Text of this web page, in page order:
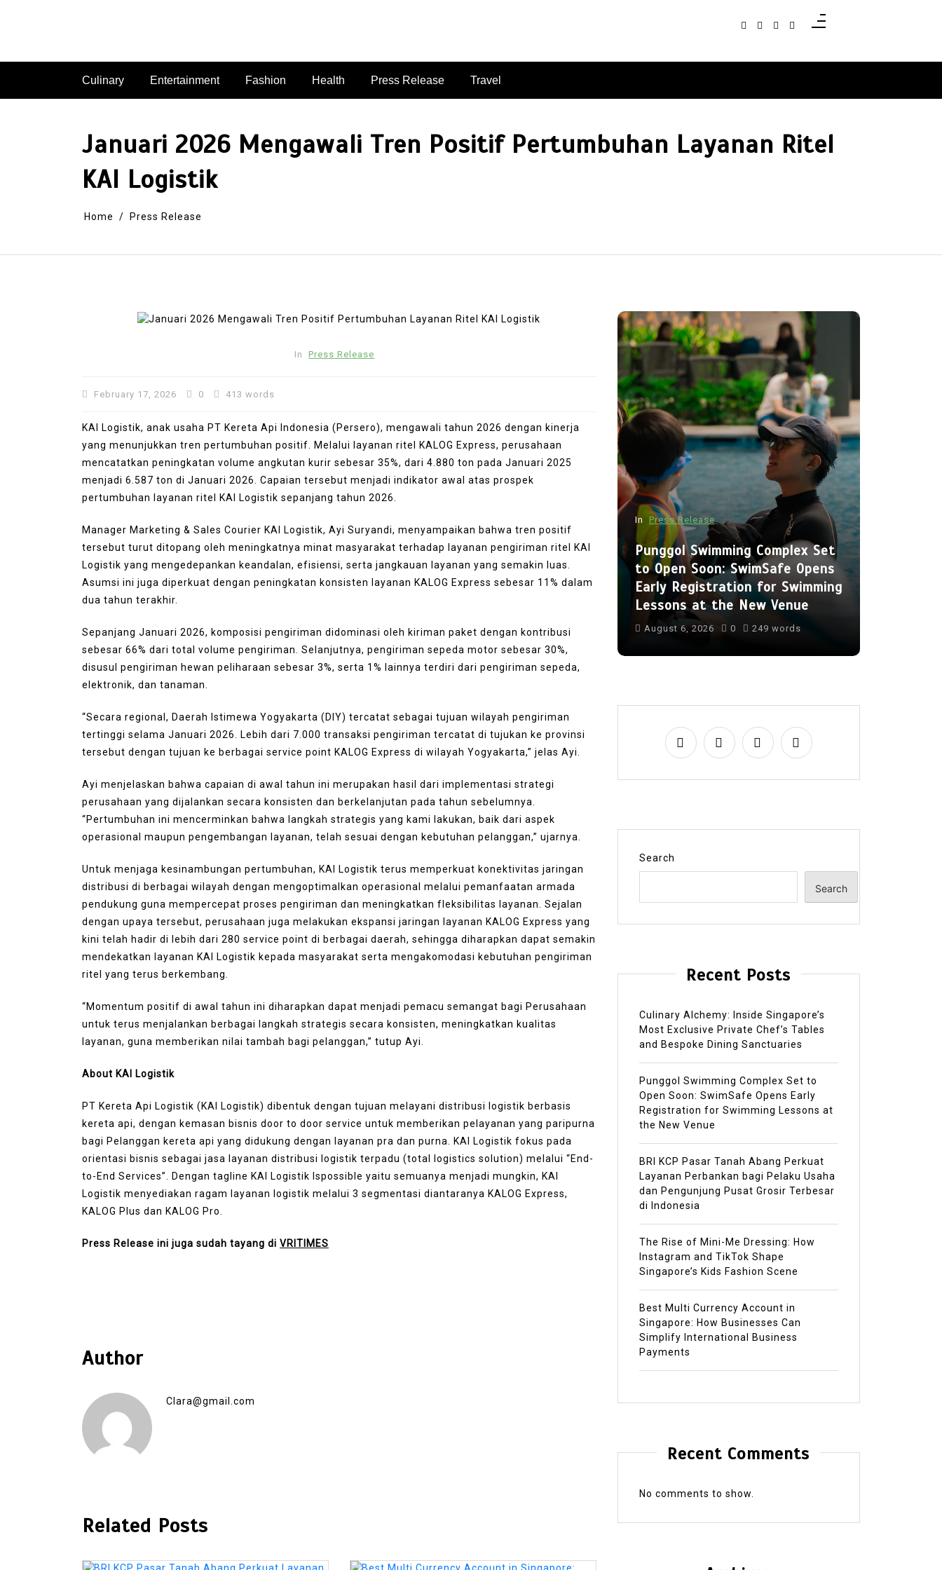
Culinary Entertainment Fashion Health Press Release Travel
Januari 2026 Mengawali Tren Positif Pertumbuhan Layanan Ritel
KAI Logistik
Home Press Release
In Press Release
February 17, 2026 0 413 words
KAI Logistik, anak usaha PT Kereta Api Indonesia (Persero), mengawali tahun 2026 dengan kinerja
yang menunjukkan tren pertumbuhan positif. Melalui layanan ritel KALOG Express, perusahaan
mencatatkan peningkatan volume angkutan kurir sebesar 35%, dari 4.880 ton pada Januari 2025
menjadi 6.587 ton di Januari 2026. Capaian tersebut menjadi indikator awal atas prospek
pertumbuhan layanan ritel KAI Logistik sepanjang tahun 2026.
Manager Marketing & Sales Courier KAI Logistik, Ayi Suryandi, menyampaikan bahwa tren positif
tersebut turut ditopang oleh meningkatnya minat masyarakat terhadap layanan pengiriman ritel KAI
Logistik yang mengedepankan keandalan, efisiensi, serta jangkauan layanan yang semakin luas.
Asumsi ini juga diperkuat dengan peningkatan konsisten layanan KALOG Express sebesar 11% dalam
dua tahun terakhir.
Sepanjang Januari 2026, komposisi pengiriman didominasi oleh kiriman paket dengan kontribusi
sebesar 66% dari total volume pengiriman. Selanjutnya, pengiriman sepeda motor sebesar 30%,
disusul pengiriman hewan peliharaan sebesar 3%, serta 1% lainnya terdiri dari pengiriman sepeda,
elektronik, dan tanaman.
“Secara regional, Daerah Istimewa Yogyakarta (DIY) tercatat sebagai tujuan wilayah pengiriman
tertinggi selama Januari 2026. Lebih dari 7.000 transaksi pengiriman tercatat di tujukan ke provinsi
tersebut dengan tujuan ke berbagai service point KALOG Express di wilayah Yogyakarta,” jelas Ayi.
Ayi menjelaskan bahwa capaian di awal tahun ini merupakan hasil dari implementasi strategi
perusahaan yang dijalankan secara konsisten dan berkelanjutan pada tahun sebelumnya.
“Pertumbuhan ini mencerminkan bahwa langkah strategis yang kami lakukan, baik dari aspek
operasional maupun pengembangan layanan, telah sesuai dengan kebutuhan pelanggan,” ujarnya.
Untuk menjaga kesinambungan pertumbuhan, KAI Logistik terus memperkuat konektivitas jaringan
distribusi di berbagai wilayah dengan mengoptimalkan operasional melalui pemanfaatan armada
pendukung guna mempercepat proses pengiriman dan meningkatkan fleksibilitas layanan. Sejalan
dengan upaya tersebut, perusahaan juga melakukan ekspansi jaringan layanan KALOG Express yang
kini telah hadir di lebih dari 280 service point di berbagai daerah, sehingga diharapkan dapat semakin
mendekatkan layanan KAI Logistik kepada masyarakat serta mengakomodasi kebutuhan pengiriman
ritel yang terus berkembang.
“Momentum positif di awal tahun ini diharapkan dapat menjadi pemacu semangat bagi Perusahaan
untuk terus menjalankan berbagai langkah strategis secara konsisten, meningkatkan kualitas
layanan, guna memberikan nilai tambah bagi pelanggan,” tutup Ayi.
About KAI Logistik
PT Kereta Api Logistik (KAI Logistik) dibentuk dengan tujuan melayani distribusi logistik berbasis
kereta api, dengan kemasan bisnis door to door service untuk memberikan pelayanan yang paripurna
bagi Pelanggan kereta api yang didukung dengan layanan pra dan purna. KAI Logistik fokus pada
orientasi bisnis sebagai jasa layanan distribusi logistik terpadu (total logistics solution) melalui “End-
to-End Services”. Dengan tagline KAI Logistik Ispossible yaitu semuanya menjadi mungkin, KAI
Logistik menyediakan ragam layanan logistik melalui 3 segmentasi diantaranya KALOG Express,
KALOG Plus dan KALOG Pro.
Press Release ini juga sudah tayang di VRITIMES
Author
Clara@gmail.com
Related Posts
Punggol Swimming Complex Set
to Open Soon: SwimSafe Opens
Early Registration for Swimming
Lessons at the New Venue
August 6, 2026 0 249 words
Culinary Alchemy: Inside
Singapore’s Most Exclusive
Private Chef’s Tables and
August 7, 2026 0 404 words
In Press Release
Punggol Swimming Complex Set
to Open Soon: SwimSafe Opens
Early Registration for Swimming
Lessons at the New Venue
August 6, 2026 0 249 words
Search
Search
Recent Posts
Culinary Alchemy: Inside Singapore’s
Most Exclusive Private Chef’s Tables
and Bespoke Dining Sanctuaries
Punggol Swimming Complex Set to
Open Soon: SwimSafe Opens Early
Registration for Swimming Lessons at
the New Venue
BRI KCP Pasar Tanah Abang Perkuat
Layanan Perbankan bagi Pelaku Usaha
dan Pengunjung Pusat Grosir Terbesar
di Indonesia
The Rise of Mini-Me Dressing: How
Instagram and TikTok Shape
Singapore’s Kids Fashion Scene
Best Multi Currency Account in
Singapore: How Businesses Can
Simplify International Business
Payments
Recent Comments
No comments to show.